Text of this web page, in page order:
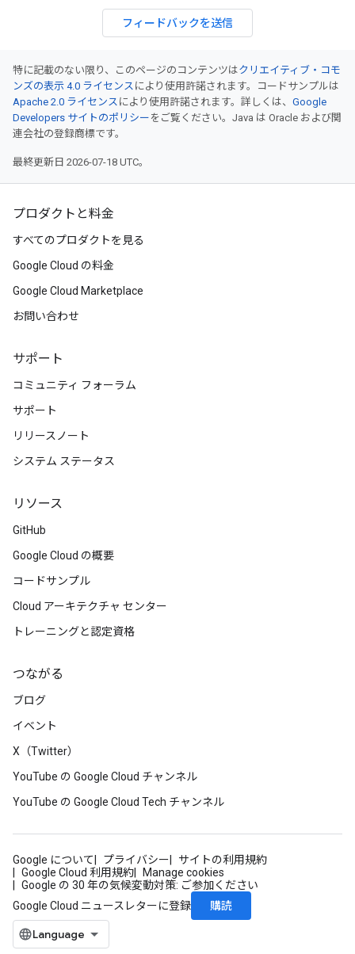
フィードバックを送信
特に記載のない限り、このページのコンテンツはクリエイティブ・コモ
ンズの表示 4.0 ライセンス により使用許諾されます。コードサンプルは
Apache 2.0 ライセンス により使用許諾されます。詳しくは、 Google
Developers サイトのポリシー をご覧ください。Java は Oracle および関
連会社の登録商標です。
最終更新日 2026-07-18 UTC。
プロダクトと料金
すべてのプロダクトを見る
Google Cloud の料金
Google Cloud Marketplace
お問い合わせ
サポート
コミュニティ フォーラム
サポート
リリースノート
システム ステータス
リソース
GitHub
Google Cloud の概要
コードサンプル
Cloud アーキテクチャ センター
トレーニングと認定資格
つながる
ブログ
イベント
X（Twitter）
YouTube の Google Cloud チャンネル
YouTube の Google Cloud Tech チャンネル
Google について プライバシー
サイトの利用規約
Google Cloud 利用規約
Manage cookies
Google の 30 年の気候変動対策: ご参加ください
Google Cloud ニュースレターに登録
購読